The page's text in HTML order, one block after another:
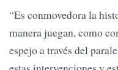
“Es conmovedora la
manera juegan, como
espejo a través del